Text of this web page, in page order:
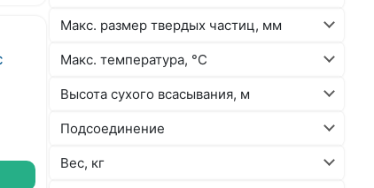
Макс. размер твердых частиц, мм
Макс. температура, °C
Высота сухого всасывания, м
Подсоединение
Вес, кг